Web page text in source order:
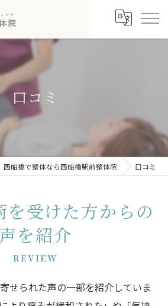
口コミ
西船橋で整体なら西船橋駅前整体院 口コミ
を受けた方からの
声を紹介
REVIEW
せられた声の一部を紹介していま